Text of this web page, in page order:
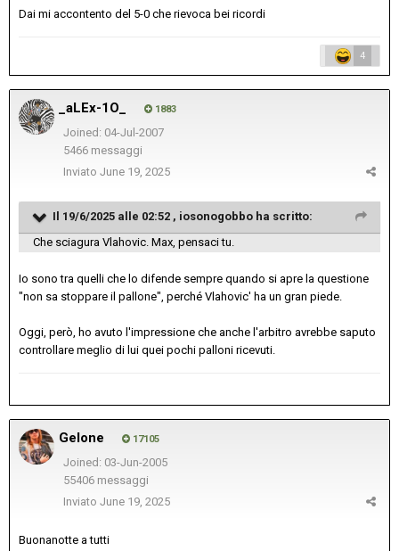
Dai mi accontento del 5-0 che rievoca bei ricordi
4
_aLEx-1O_ 1883
Joined: 04-Jul-2007
5466 messaggi
Inviato June 19, 2025
Il 19/6/2025 alle 02:52 , iosonogobbo ha scritto:
Che sciagura Vlahovic. Max, pensaci tu.
Io sono tra quelli che lo difende sempre quando si apre la questione
"non sa stoppare il pallone", perché Vlahovic' ha un gran piede.
Oggi, però, ho avuto l'impressione che anche l'arbitro avrebbe saputo
controllare meglio di lui quei pochi palloni ricevuti.
Gelone 17105
Joined: 03-Jun-2005
55406 messaggi
Inviato June 19, 2025
Buonanotte a tutti